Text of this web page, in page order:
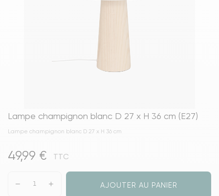
Lampe champignon blanc D 27 x H 36 cm (E27)
Lampe champignon blanc D 27 x H 36 cm
49,99 € TTC
AJOUTER AU PANIER